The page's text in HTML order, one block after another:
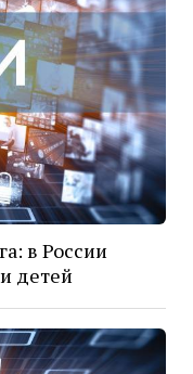
в России
детей